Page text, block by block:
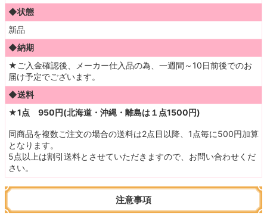
◆状態
新品
◆納期
★ご入金確認後、メーカー仕入品の為、一週間～10日前後でのお
届け予定でございます。
◆送料
★1点 950円(北海道・沖縄・離島は１点1500円)
同商品を複数ご注文の場合の送料は2点目以降、1点毎に500円加算
となります。
5点以上は割引送料とさせていただきますので、お問い合わせくだ
さい。
注意事項